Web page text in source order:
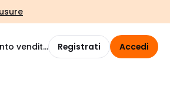
vendita Registrati Accedi